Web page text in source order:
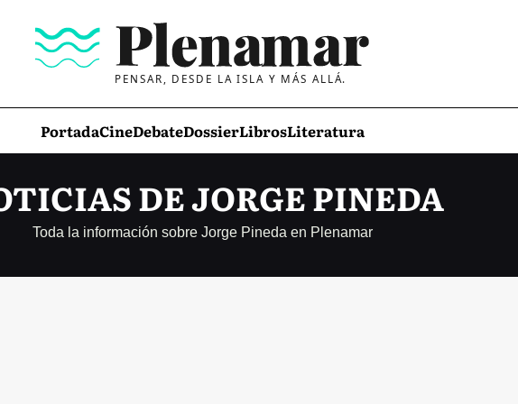
PENSAR, DESDE LA ISLA Y MÁS ALLÁ.
PortadaCineDebateDossierLibrosLiteratura
DE JORGE PINEDA
Toda la información sobre Jorge Pineda en Plenamar